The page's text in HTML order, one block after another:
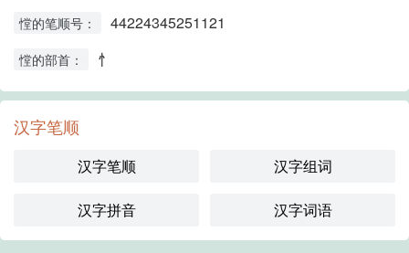
憆的笔顺号： 44224345251121
憆的部首： 忄
汉字笔顺
汉字笔顺 汉字组词
汉字拼音 汉字词语